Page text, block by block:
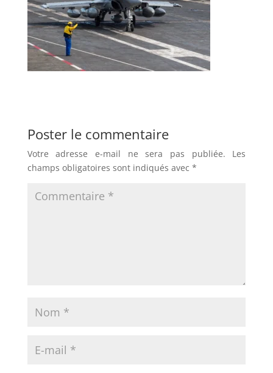
Poster le commentaire
Votre adresse e-mail ne sera pas publiée.
Les
champs obligatoires sont indiqués avec *